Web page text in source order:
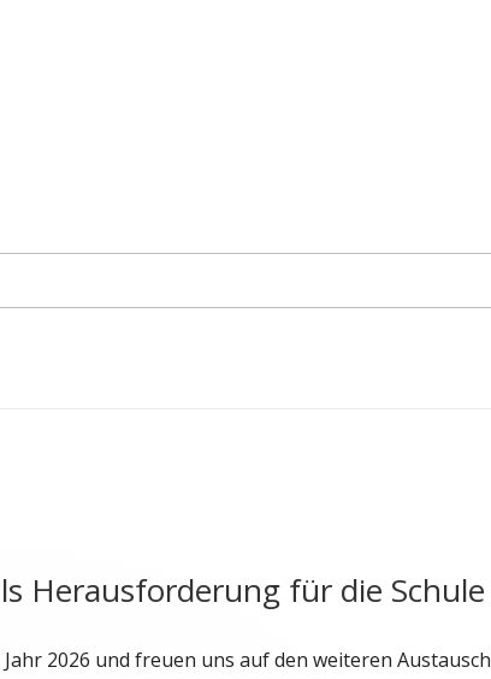
Herausforderung für die Schule
2026 und freuen uns auf den weiteren Austausch